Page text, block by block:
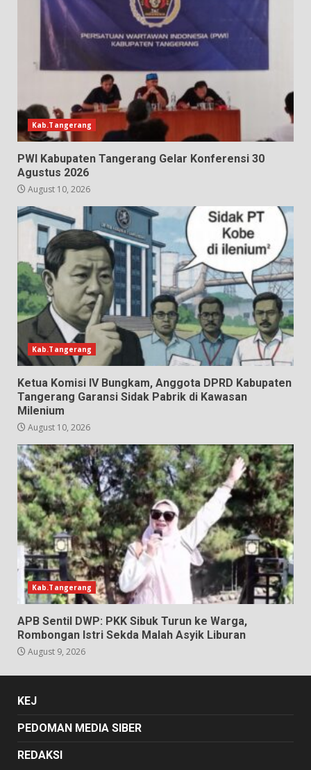
Kab.Tangerang
PWI Kabupaten Tangerang Gelar Konferensi 30
Agustus 2026
August 10, 2026
Kab.Tangerang
Ketua Komisi IV Bungkam, Anggota DPRD Kabupaten
Tangerang Garansi Sidak Pabrik di Kawasan
Milenium
August 10, 2026
Kab.Tangerang
APB Sentil DWP: PKK Sibuk Turun ke Warga,
Rombongan Istri Sekda Malah Asyik Liburan
August 9, 2026
KEJ
PEDOMAN MEDIA SIBER
REDAKSI